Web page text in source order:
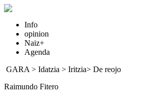
Info
opinion
Naiz+
Agenda
GARA > Idatzia > Iritzia> De reojo
Raimundo Fitero